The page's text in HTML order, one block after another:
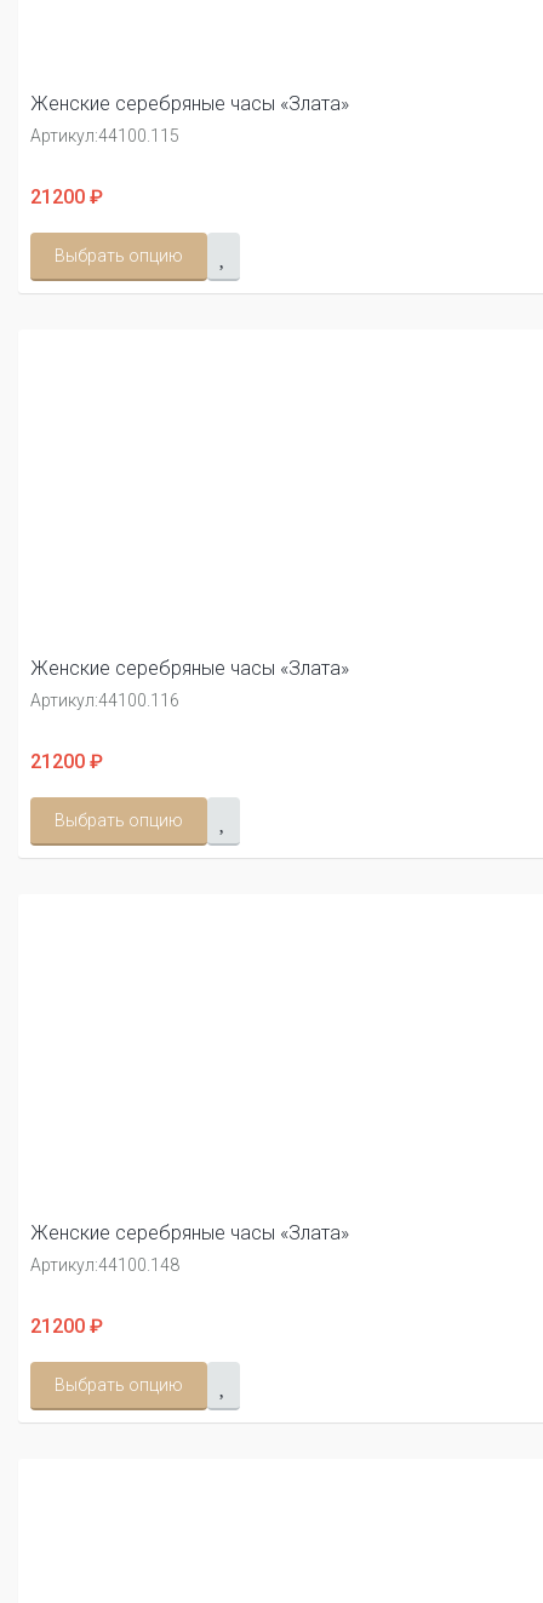
Женские серебряные часы «Злата»
Артикул:44100.115
21200 ₽
Выбрать опцию
Женские серебряные часы «Злата»
Артикул:44100.116
21200 ₽
Выбрать опцию
Женские серебряные часы «Злата»
Артикул:44100.148
21200 ₽
Выбрать опцию